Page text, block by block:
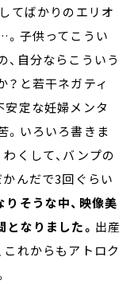
てばかりのエリオ
子供ってこうい
自分ならこういう
と若干ネガティ
安定な妊婦メンタ
いろいろ書きま
くして、バンプの
んだで3回ぐらい
そうな中、映像美
なりました。 出産
れからもアトロク